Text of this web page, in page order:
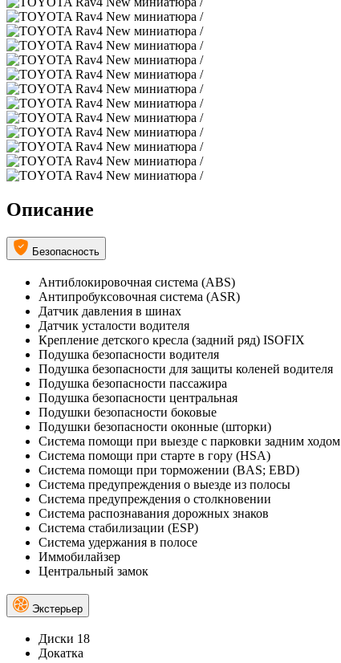
Описание
Безопасность
Антиблокировочная система (ABS)
Антипробуксовочная система (ASR)
Датчик давления в шинах
Датчик усталости водителя
Крепление детского кресла (задний ряд) ISOFIX
Подушка безопасности водителя
Подушка безопасности для защиты коленей водителя
Подушка безопасности пассажира
Подушка безопасности центральная
Подушки безопасности боковые
Подушки безопасности оконные (шторки)
Система помощи при выезде с парковки задним ходом
Система помощи при старте в гору (HSA)
Система помощи при торможении (BAS; EBD)
Система предупреждения о выезде из полосы
Система предупреждения о столкновении
Система распознавания дорожных знаков
Система стабилизации (ESP)
Система удержания в полосе
Иммобилайзер
Центральный замок
Экстерьер
Диски 18
Докатка